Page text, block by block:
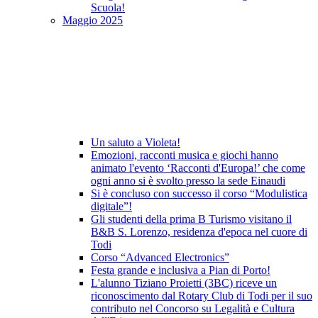
Scuola!
Maggio 2025
Un saluto a Violeta!
Emozioni, racconti musica e giochi hanno
animato l'evento ‘Racconti d'Europa!’ che come
ogni anno si è svolto presso la sede Einaudi
Si è concluso con successo il corso “Modulistica
digitale”!
Gli studenti della prima B Turismo visitano il
B&B S. Lorenzo, residenza d'epoca nel cuore di
Todi
Corso “Advanced Electronics”
Festa grande e inclusiva a Pian di Porto!
L'alunno Tiziano Proietti (3BC) riceve un
riconoscimento dal Rotary Club di Todi per il suo
contributo nel Concorso su Legalità e Cultura